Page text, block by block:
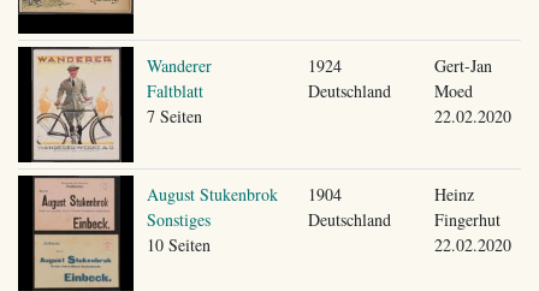
Wanderer
Faltblatt
7 Seiten
1924
Deutschland
Gert-Jan
Moed
22.02.2020
August Stukenbrok
Sonstiges
10 Seiten
1904
Deutschland
Heinz
Fingerhut
22.02.2020